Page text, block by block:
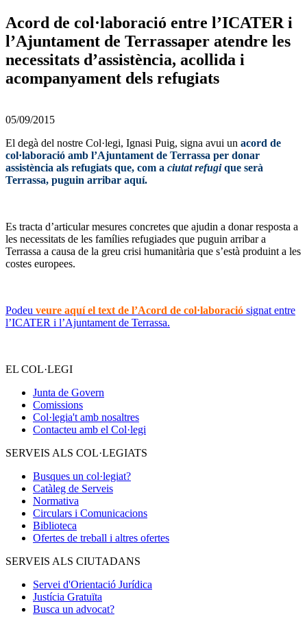
Acord de col·laboració entre l’ICATER i
l’Ajuntament de Terrassaper atendre les
necessitats d’assistència, acollida i
acompanyament dels refugiats
05/09/2015
El degà del nostre Col·legi, Ignasi Puig, signa avui un acord de
col·laboració amb l’Ajuntament de Terrassa per donar
assistència als refugiats que, com a ciutat refugique serà
Terrassa, puguin arribar aquí.
Es tracta d’articular mesures concretes que ajudin a donar resposta a
les necessitats de les famílies refugiades que puguin arribar a
Terrassa a causa de la greu crisi humanitària que s’està produint a les
costes europees.
Podeu veure aquí el text de l’Acord de col·laboració signat entre
l’ICATER i l’Ajuntament de Terrassa.
EL COL·LEGI
Junta de Govern
Comissions
Col·legia't amb nosaltres
Contacteu amb el Col·legi
SERVEIS ALS COL·LEGIATS
Busques un col·legiat?
Catàleg de Serveis
Normativa
Circulars i Comunicacions
Biblioteca
Ofertes de treball i altres ofertes
SERVEIS ALS CIUTADANS
Servei d'Orientació Jurídica
Justícia Gratuïta
Busca un advocat?